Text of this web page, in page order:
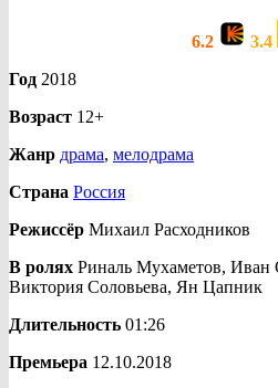
6.2
3.4
Год 2018
Возраст 12+
Жанр драма, мелодрама
Страна Россия
Режиссёр Михаил Расходников
В ролях Риналь Мухаметов, Иван
Виктория Соловьева, Ян Цапник
Длительность 01:26
Премьера 12.10.2018